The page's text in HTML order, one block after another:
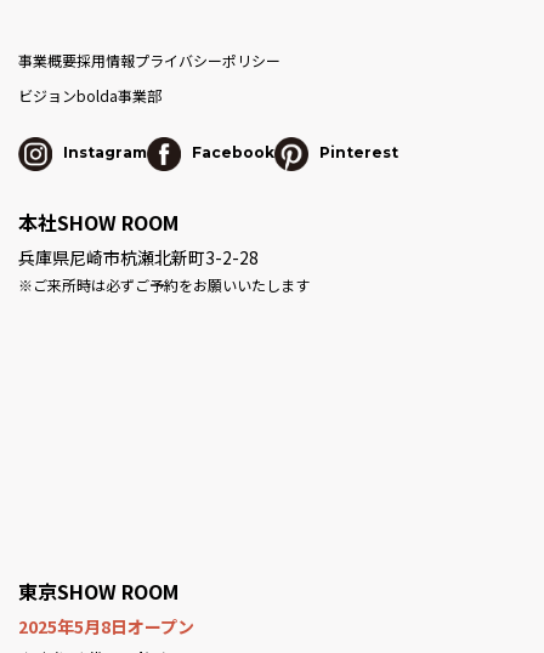
事業概要採用情報プライバシーポリシー
ビジョンbolda事業部
Instagram Facebook Pinterest
本社SHOW ROOM
兵庫県尼崎市杭瀬北新町3-2-28
※ご来所時は必ずご予約をお願いいたします
東京SHOW ROOM
2025年5月8日オープン